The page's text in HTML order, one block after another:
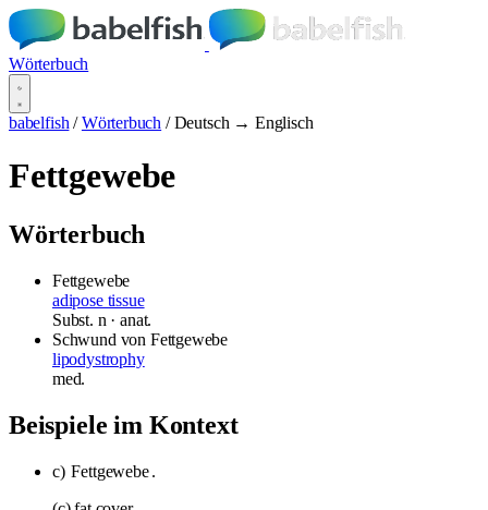
Wörterbuch
babelfish / Wörterbuch / Deutsch → Englisch
Fettgewebe
Wörterbuch
Fettgewebe
adipose tissue
Subst. n · anat.
Schwund von Fettgewebe
lipodystrophy
med.
Beispiele im Kontext
c) Fettgewebe.